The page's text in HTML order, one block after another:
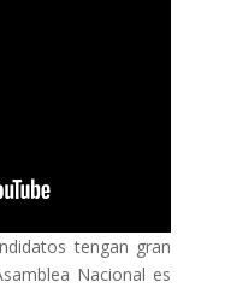
tengan gran
Nacional es